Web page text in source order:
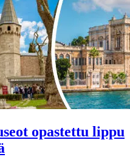
opastettu lippu